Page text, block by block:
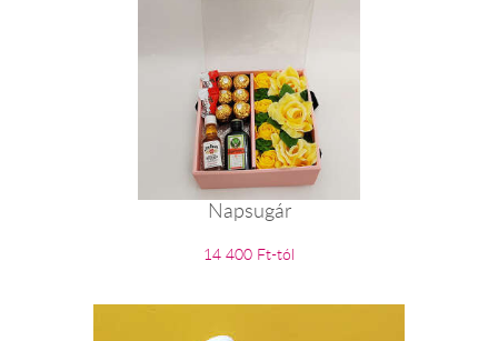
Napsugár
14 400 Ft-tól